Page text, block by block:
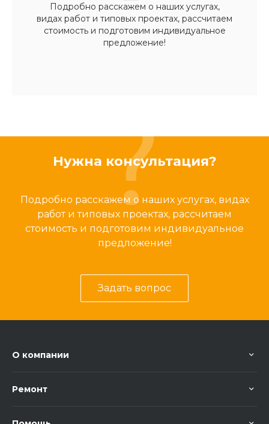
Подробно расскажем о наших услугах,
видах работ и типовых проектах, рассчитаем
стоимость и подготовим индивидуальное
предложение!
Нужна консультация?
Подробно расскажем о наших услугах, видах
работ и типовых проектах, рассчитаем
стоимость и подготовим индивидуальное
предложение!
Задать вопрос
О компании
Ремонт